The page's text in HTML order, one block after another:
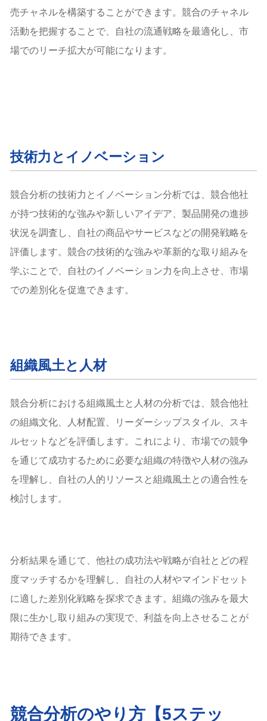
売チャネルを構築することができます。競合のチャネル
活動を把握することで、自社の流通戦略を最適化し、市
場でのリーチ拡大が可能になります。
技術力とイノベーション
競合分析の技術力とイノベーション分析では、競合他社
が持つ技術的な強みや新しいアイデア、製品開発の進捗
状況を調査し、自社の商品やサービスなどの開発戦略を
評価します。競合の技術的な強みや革新的な取り組みを
学ぶことで、自社のイノベーション力を向上させ、市場
での差別化を促進できます。
組織風土と人材
競合分析における組織風土と人材の分析では、競合他社
の組織文化、人材配置、リーダーシップスタイル、スキ
ルセットなどを評価します。これにより、市場での競争
を通じて成功するために必要な組織の特徴や人材の強み
を理解し、自社の人的リソースと組織風土との適合性を
検討します。
分析結果を通じて、他社の成功法や戦略が自社とどの程
度マッチするかを理解し、自社の人材やマインドセット
に適した差別化戦略を探求できます。組織の強みを最大
限に生かし取り組みの実現で、利益を向上させることが
期待できます。
競合分析のやり方【5ステッ